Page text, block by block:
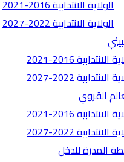
الولاية الانتدابية 2016-2021
الولاية الانتدابية 2022-2027
الانتدابية 2016-2021
الانتدابية 2022-2027
القروي
الانتدابية 2016-2021
الانتدابية 2022-2027
المدرة للدخل